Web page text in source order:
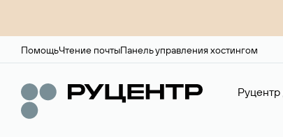
ПомощьЧтение почтыПанель управления хостингом